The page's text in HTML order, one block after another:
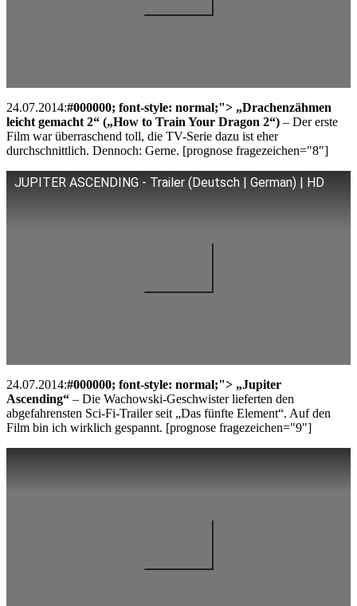
24.07.2014:#000000; font-style: normal;"> „Drachenzähmen
leicht gemacht 2“ („How to Train Your Dragon 2“) – Der erste
Film war überraschend toll, die TV-Serie dazu ist eher
durchschnittlich. Dennoch: Gerne. [prognose fragezeichen="8"]
JUPITER ASCENDING - Trailer (Deutsch | German) | HD
24.07.2014:#000000; font-style: normal;"> „Jupiter
Ascending“ – Die Wachowski-Geschwister lieferten den
abgefahrensten Sci-Fi-Trailer seit „Das fünfte Element“. Auf den
Film bin ich wirklich gespannt. [prognose fragezeichen="9"]